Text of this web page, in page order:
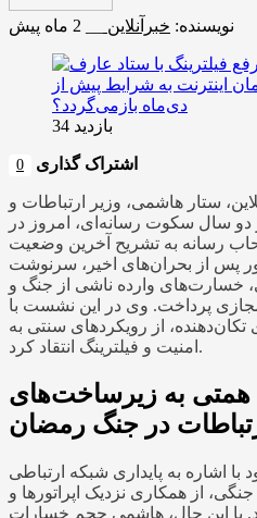
نویسنده: خبرآنلاین 2 ماه پیش
بازدید 34
اشتراک گذاری 0
ستار هاشمی، وزیر ارتباطات و
دو سال سکوت رسانه‌ای، امروز در
رسانه به تشریح آخرین وضعیت
پس از بحران‌های اخیر، سرنوشت
خسارت‌های وارده ناشی از جنگ و
پرداخت. وی در این نشست با
تکان‌دهنده، از رویکردهای سنتی به
امنیت و فیلترینگ انتقاد کرد.
خسارت ۶۸ همتی به زیرساخت‌های
در جنگ رمضان
اشاره به پایداری شبکه ارتباطی
از همکاری نزدیک اپراتورها و
این حال، هاشمی حجم خسارات